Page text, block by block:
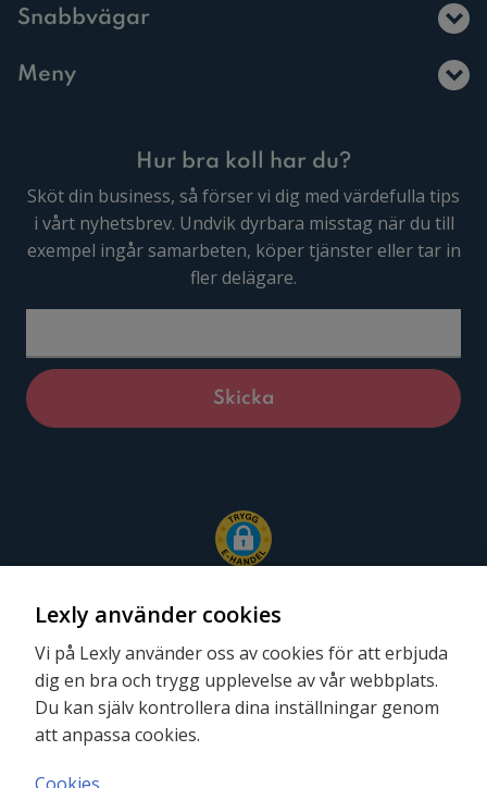
Snabbvägar
Meny
Hur bra koll har du?
Sköt din business, så förser vi dig med värdefulla tips
i vårt nyhetsbrev. Undvik dyrbara misstag när du till
exempel ingår samarbeten, köper tjänster eller tar in
fler delägare.
Följ oss
Lexly använder cookies
Vi på Lexly använder oss av cookies för att erbjuda
dig en bra och trygg upplevelse av vår webbplats.
Du kan själv kontrollera dina inställningar genom
att anpassa cookies.